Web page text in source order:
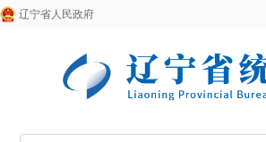
辽宁省人民政府